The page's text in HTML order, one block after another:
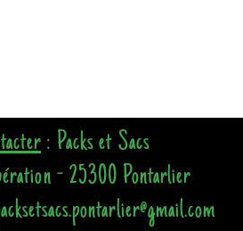
: Packs et Sacs
- 25300 Pontarlier